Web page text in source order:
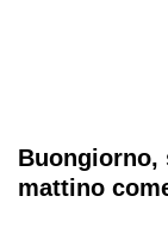
Buongiorno,
mattino